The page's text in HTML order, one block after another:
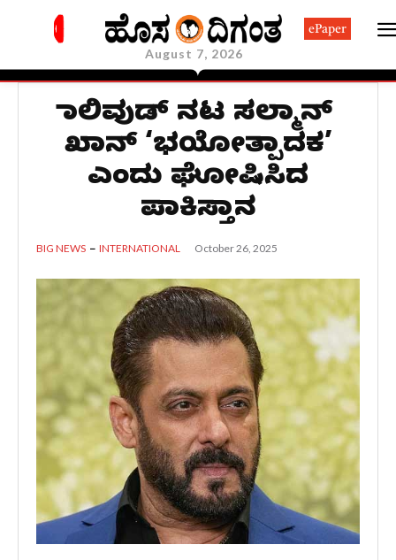
August 7, 2026
ePaper
ಬಾಲಿವುಡ್‌ ನಟ ಸಲ್ಮಾನ್‌
ಖಾನ್‌ ‘ಭಯೋತ್ಪಾದಕ’
ಎಂದು ಘೋಷಿಸಿದ
ಪಾಕಿಸ್ತಾನ
BIG NEWS INTERNATIONAL October 26, 2025